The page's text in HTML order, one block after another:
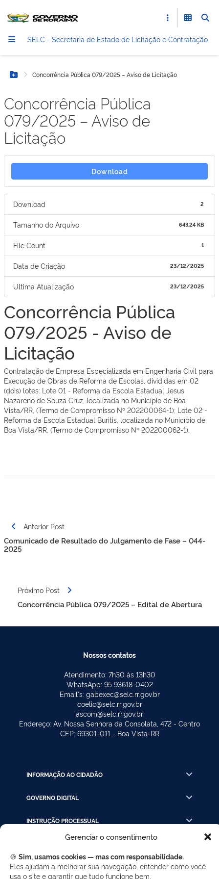
Gerenciar o consentimento
🍪 Sim, usamos cookies — mas com responsabilidade.
Eles ajudam a melhorar sua navegação, entender como você
usa o site e garantir que tudo funcione bem.
SELC - Secretaria de Estado de Licitação e Contratação
Botão Menu
Concorrência Pública 079/2025 – Aviso de Licitação
Concorrência Pública
079/2025 – Aviso de
Licitação
Download
Download 2
Tamanho do Arquivo 643.24 KB
File Count 1
Data de Criação 23/12/2025
Ultima Atualização 23/12/2025
Concorrência Pública
079/2025 - Aviso de
Licitação
Contratação de Empresa Especializada em Engenharia Civil para
Execução de Obras de Reforma de Escolas, divididas em 02
(dois) lotes: Lote 01 - Reforma da Escola Estadual Jesus
Nazareno de Souza Cruz​, localizada no Município de Boa
Vista/RR, (Termo de Compromisso Nº 202200064-1); Lote 02 -
Reforma da Escola Estadual Buritis​, localizada no Município de
Boa Vista/RR, (Termo de Compromisso Nº 202200062-​1).
Navegação
de
Post
Anterior Post
Comunicado de Resultado do Julgamento de Fase – 044-
2025
Próximo Post
Concorrência Pública 079/2025 – Edital de Abertura
Nossos contatos
Atendimento: 7h30 às 13h30
WhatsApp: 95 93618-0402
Email's: gabexec@selc.rr.gov.br
coelic@selc.rr.gov.br
ascom@selc.rr.gov.br
Endereço: Av. Nossa Senhora da Consolata, 472 - Centro
CEP: 69301-011 - Boa Vista-RR
INFORMAÇÃO AO CIDADÃO
GOVERNO DIGITAL
INSTRUÇÃO PROCESSUAL